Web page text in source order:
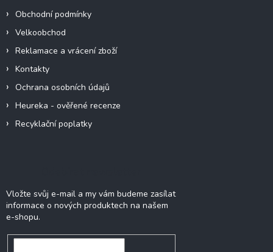
Obchodní podmínky
Velkoobchod
Reklamace a vrácení zboží
Kontakty
Ochrana osobních údajů
Heureka - ověřené recenze
Recyklační poplatky
Vložte svůj e-mail a my vám budeme zasílat
informace o nových produktech na našem
e-shopu.